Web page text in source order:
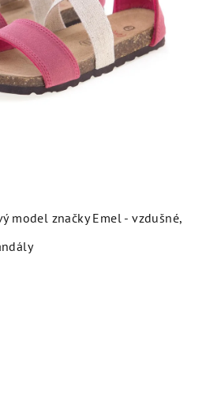
model značky Emel - vzdušné,